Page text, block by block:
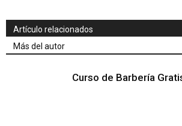
Artículo relacionados
Más del autor
Curso de Barbería